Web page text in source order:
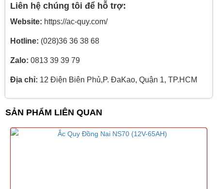
Liên hệ chúng tôi để hỗ trợ:
Website: https://ac-quy.com/
Hotline: (028)36 36 38 68
Zalo: 0813 39 39 79
Địa chỉ: 12 Điện Biên Phủ,P. ĐaKao, Quận 1, TP.HCM
SẢN PHẨM LIÊN QUAN